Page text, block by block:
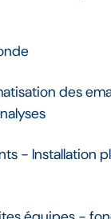
des
- Installation